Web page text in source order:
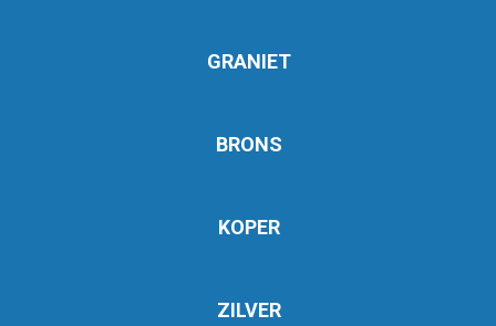
GRANIET
BRONS
KOPER
ZILVER